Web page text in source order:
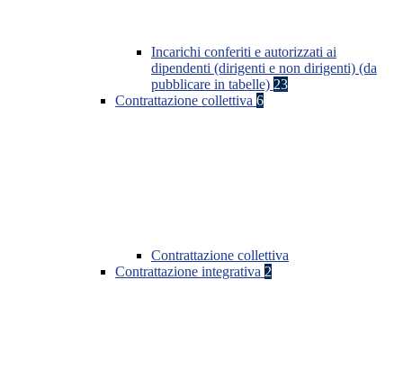
Incarichi conferiti e autorizzati ai
dipendenti (dirigenti e non dirigenti) (da
pubblicare in tabelle) 23
Contrattazione collettiva 6
Contrattazione collettiva
Contrattazione integrativa 2